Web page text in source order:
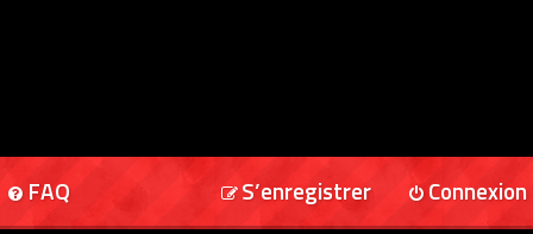
FAQ Connexion
S’enregistrer